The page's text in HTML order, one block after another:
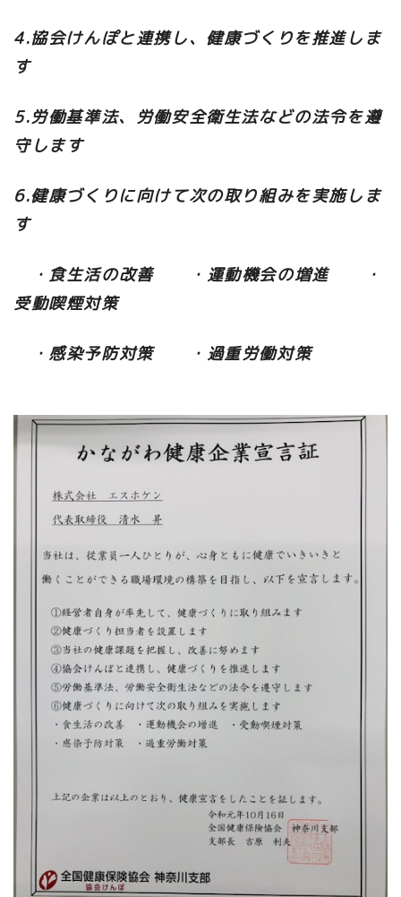
4.協会けんぽと連携し、健康づくりを推進しま
す
5.労働基準法、労働安全衛生法などの法令を遵
守します
6.健康づくりに向けて次の取り組みを実施しま
す
・食生活の改善 ・運動機会の増進 ・
受動喫煙対策
・感染予防対策 ・過重労働対策